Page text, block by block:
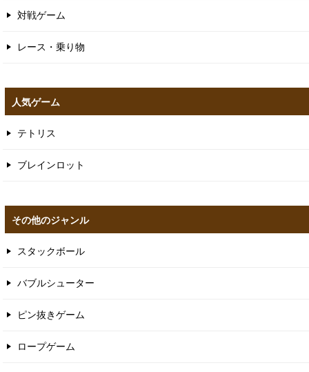
対戦ゲーム
レース・乗り物
人気ゲーム
テトリス
ブレインロット
その他のジャンル
スタックボール
バブルシューター
ピン抜きゲーム
ロープゲーム